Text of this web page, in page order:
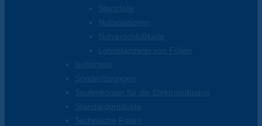
Stanzteile
Nutisolationen
Nutverschlußkeile
Lohnstanzerei von Folien
Isolierteile
Sonderlösungen
Spulenkörper für die Elektroindustrie
Standardprodukte
Technische Folien